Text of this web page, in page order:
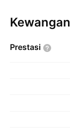
Kewangan
Prestasi